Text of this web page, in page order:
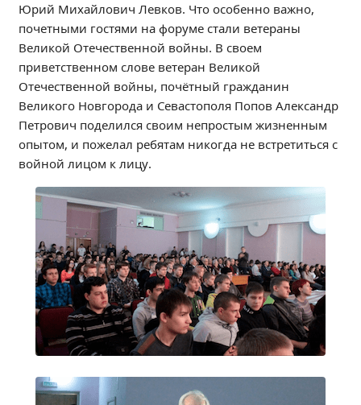
Основные сведения
Структура и органы управления образовательной
организацией
Документы
Образование
Образовательные стандарты и требования
Руководство
Педагогический состав
Материально-техническое обеспечение и
оснащенность образовательного процесса.
Доступная среда
Стипендии и меры поддержки обучающихся
Платные образовательные услуги
Финансово-хозяйственная деятельность
Вакантные места для приёма (перевода)
Международное сотрудничество
организации
Юрий Михайлович Левков. Что особенно важно,
почетными гостями на форуме стали ветераны
Великой Отечественной войны. В своем
приветственном слове ветеран Великой
Отечественной войны, почётный гражданин
Великого Новгорода и Севастополя Попов Александр
Петрович поделился своим непростым жизненным
опытом, и пожелал ребятам никогда не встретиться с
войной лицом к лицу.